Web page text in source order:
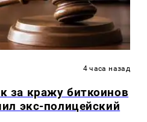
4 часа назад
за кражу биткоинов
экс-полицейский